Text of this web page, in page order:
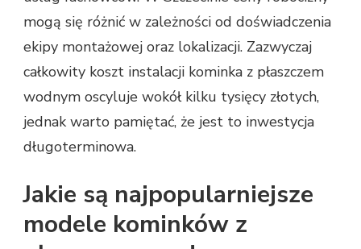
mogą się różnić w zależności od doświadczenia
ekipy montażowej oraz lokalizacji. Zazwyczaj
całkowity koszt instalacji kominka z płaszczem
wodnym oscyluje wokół kilku tysięcy złotych,
jednak warto pamiętać, że jest to inwestycja
długoterminowa.
Jakie są najpopularniejsze
modele kominków z